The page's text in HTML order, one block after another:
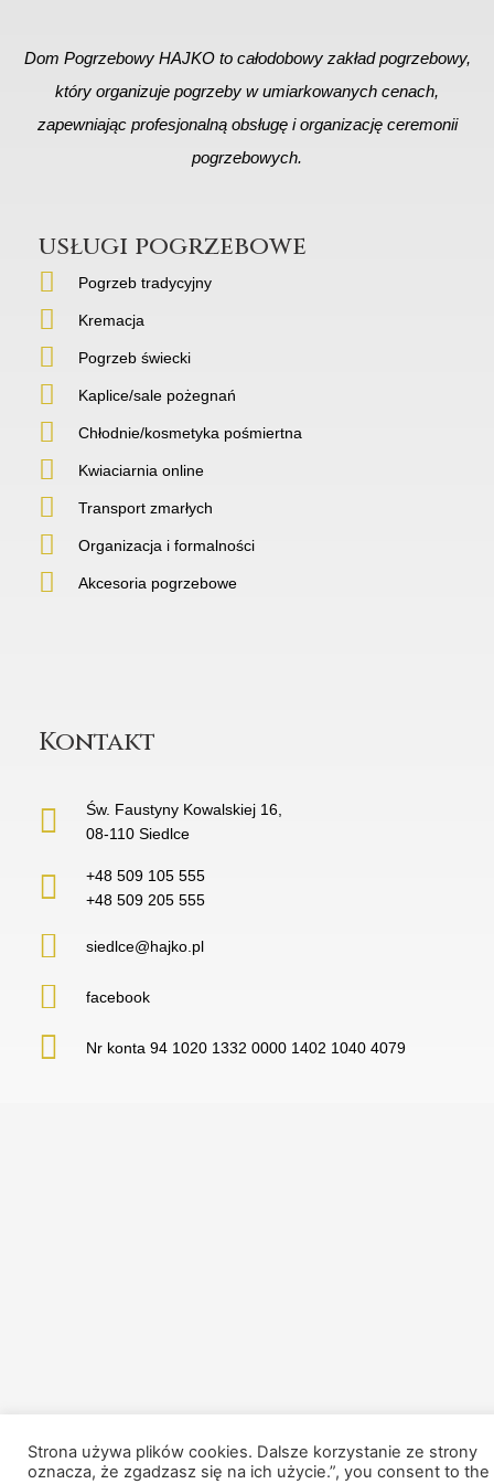
Dom Pogrzebowy HAJKO to całodobowy zakład pogrzebowy,
który organizuje pogrzeby w umiarkowanych cenach,
zapewniając profesjonalną obsługę i organizację ceremonii
pogrzebowych.
usługi pogrzebowe
Pogrzeb tradycyjny
Kremacja
Pogrzeb świecki
Kaplice/sale pożegnań
Chłodnie/kosmetyka pośmiertna
Kwiaciarnia online
Transport zmarłych
Organizacja i formalności
Akcesoria pogrzebowe
Kontakt
Św. Faustyny Kowalskiej 16,
08-110 Siedlce
+48 509 105 555
+48 509 205 555
siedlce@hajko.pl
facebook
Nr konta 94 1020 1332 0000 1402 1040 4079
Strona używa plików cookies. Dalsze korzystanie ze strony
oznacza, że zgadzasz się na ich użycie.”, you consent to